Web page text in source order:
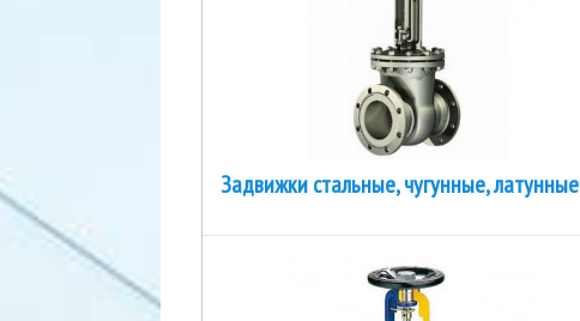
Задвижки стальные, чугунные, латунные